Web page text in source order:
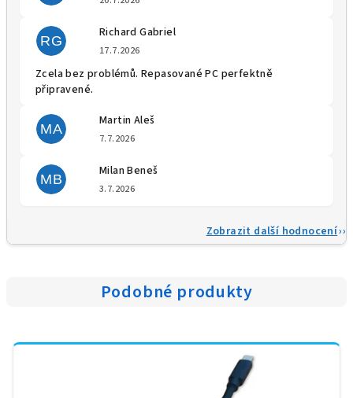
RG
Richard Gabriel
17.7.2026
Zcela bez problémů. Repasované PC perfektně
připravené.
MA
Martin Aleš
7.7.2026
MB
Milan Beneš
3.7.2026
Zobrazit další hodnocení
Podobné produkty